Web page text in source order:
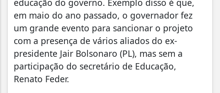
educação do governo. Exemplo disso é que,
em maio do ano passado, o governador fez
um grande evento para sancionar o projeto
com a presença de vários aliados do ex-
presidente Jair Bolsonaro (PL), mas sem a
participação do secretário de Educação,
Renato Feder.